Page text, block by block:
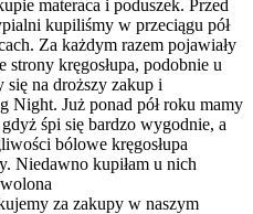
materaca i poduszek. Przed
kupiliśmy w przeciągu pół
Za każdym razem pojawiały
kręgosłupa, podobnie u
na droższy zakup i
Night. Już ponad pół roku mamy
śpi się bardzo wygodnie, a
bólowe kręgosłupa
Niedawno kupiłam u nich
za zakupy w naszym